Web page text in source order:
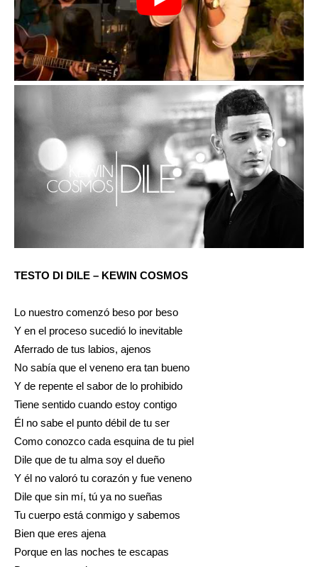
TESTO DI DILE – KEWIN COSMOS
Lo nuestro comenzó beso por beso
Y en el proceso sucedió lo inevitable
Aferrado de tus labios, ajenos
No sabía que el veneno era tan bueno
Y de repente el sabor de lo prohibido
Tiene sentido cuando estoy contigo
Él no sabe el punto débil de tu ser
Como conozco cada esquina de tu piel
Dile que de tu alma soy el dueño
Y él no valoró tu corazón y fue veneno
Dile que sin mí, tú ya no sueñas
Tu cuerpo está conmigo y sabemos
Bien que eres ajena
Porque en las noches te escapas